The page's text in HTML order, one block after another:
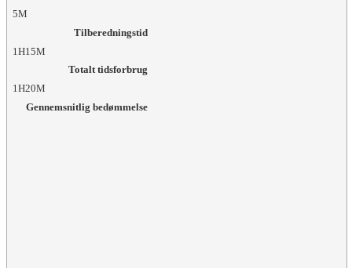
5M
Tilberedningstid
1H15M
Totalt tidsforbrug
1H20M
Gennemsnitlig bedømmelse